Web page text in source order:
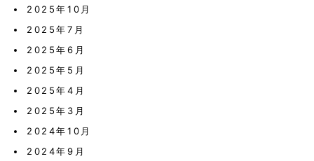
2025年10月
2025年7月
2025年6月
2025年5月
2025年4月
2025年3月
2024年10月
2024年9月